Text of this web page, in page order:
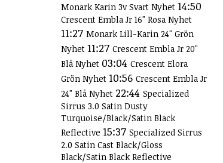
Monark Karin 3v Svart Nyhet 14:50
Crescent Embla Jr 16" Rosa Nyhet
11:27 Monark Lill-Karin 24" Grön
Nyhet 11:27 Crescent Embla Jr 20"
Blå Nyhet 03:04 Crescent Elora
Grön Nyhet 10:56 Crescent Embla Jr
24" Blå Nyhet 22:44 Specialized
Sirrus 3.0 Satin Dusty
Turquoise/Black/Satin Black
Reflective 15:37 Specialized Sirrus
2.0 Satin Cast Black/Gloss
Black/Satin Black Reflective